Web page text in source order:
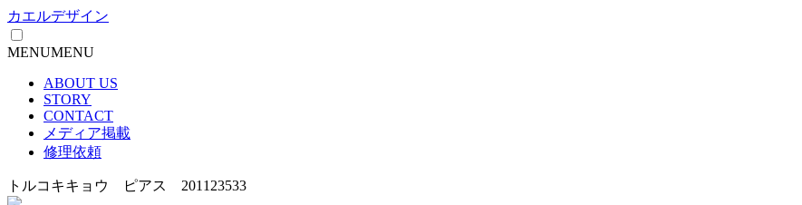
カエルデザイン
MENUMENU
ABOUT US
STORY
CONTACT
メディア掲載
修理依頼
トルコキキョウ ピアス 201123533